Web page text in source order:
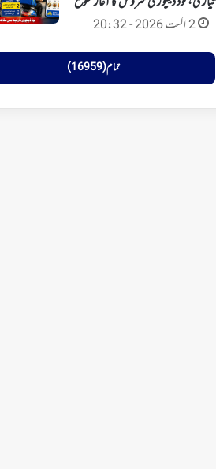
2 اگست 2026 - 20:32
تمام (16959)